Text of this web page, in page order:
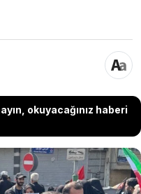
okuyacağınız haberi